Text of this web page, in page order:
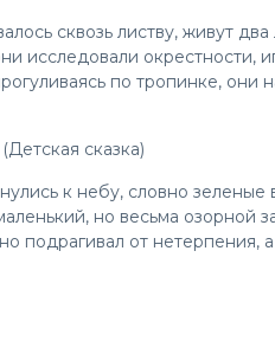
сквозь листву, живут
исследовали окрестности,
по тропинке, они
сказка)
к небу, словно зеленые
но весьма озорной
подрагивал от нетерпения, а